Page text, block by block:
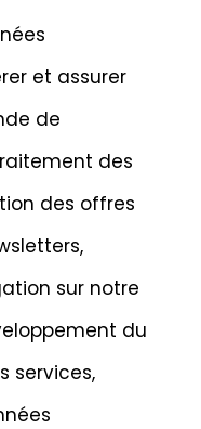
et assurer
de
des
des offres
sur notre
du
services,